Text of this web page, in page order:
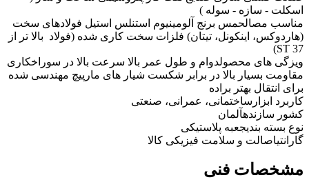
اسکلت - سازه - سوله )
مناسب مصالحمس برنج آلومینیوم استنلس استیل فولادهای سخت
(هاردوکس، اینکونل، تیتان) فلزات سخت کاری شده (فولاد بالا تر از
ST 37)
ویزگی های محصولدوام و طول عمر بالا سرعت بالا در سوراخکاری
مقاومت بسیار بالا در برابر شکست شیار های مارپیچ مهندسی شده
برای انتقال بهتر براده
کاربرد ابزار ساختمانی، عمرانی، صنعتی
کشور سازندهآلمان
نوع بسته بندیجعبه پلاستیکی
گارانتیاصالت و سلامت فیزیکی کالا
مشخصات فنی